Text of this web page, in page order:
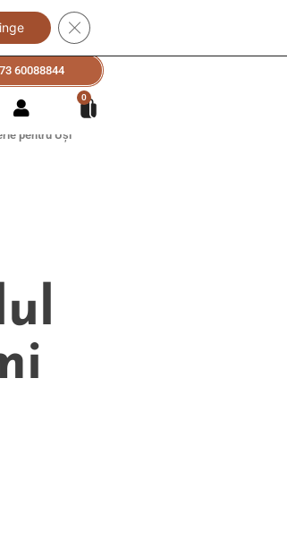
60088833
60088844
0
pentru Uși
Close GDPR Cookie Banner